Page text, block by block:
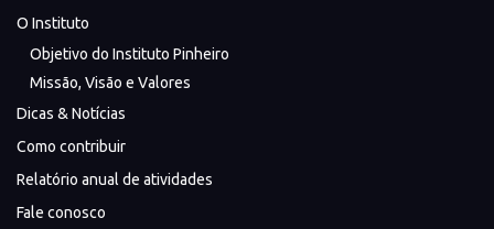
O Instituto
Objetivo do Instituto Pinheiro
Missão, Visão e Valores
Dicas & Notícias
Como contribuir
Relatório anual de atividades
Fale conosco